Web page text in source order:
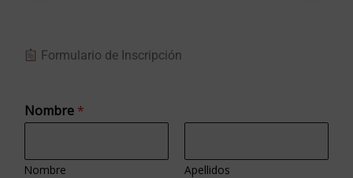
Formulario de Inscripción
Nombre *
Nombre Apellidos